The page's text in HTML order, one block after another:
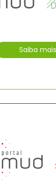
Saiba mais